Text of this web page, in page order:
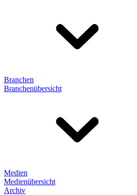
Branchen
Branchenübersicht
Medien
Medienübersicht
Archiv